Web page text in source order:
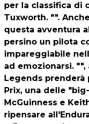
per la classifica di
Tuxworth. "".
questa avventura
persino un pilota
impareggiabile
ad emozionarsi. "",
Legends prenderà
Prix, una delle
McGuinness e
ripensare